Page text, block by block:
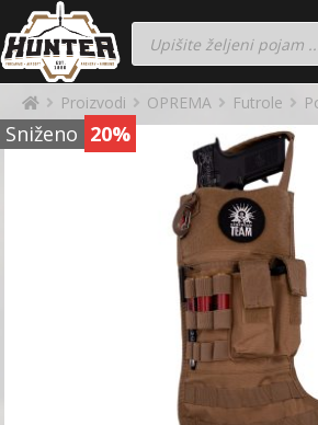
Proizvodi OPREMA Futrole
Sniženo 20%